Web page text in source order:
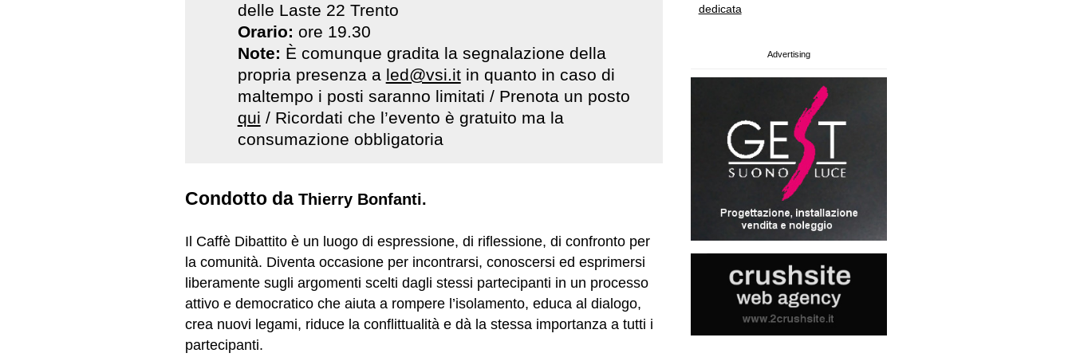
delle Laste 22 Trento
Orario: ore 19.30
Note: È comunque gradita la segnalazione della
propria presenza a led@vsi.itin quanto in caso di
maltempo i posti saranno limitati / Prenota un posto
qui / Ricordati che l’evento è gratuito ma la
consumazione obbligatoria
Condotto da Thierry Bonfanti.
Il Caffè Dibattito è un luogo di espressione, di riflessione, di confronto per
la comunità. Diventa occasione per incontrarsi, conoscersi ed esprimersi
liberamente sugli argomenti scelti dagli stessi partecipanti in un processo
attivo e democratico che aiuta a rompere l’isolamento, educa al dialogo,
crea nuovi legami, riduce la conflittualità e dà la stessa importanza a tutti i
partecipanti.
dedicata
Advertising